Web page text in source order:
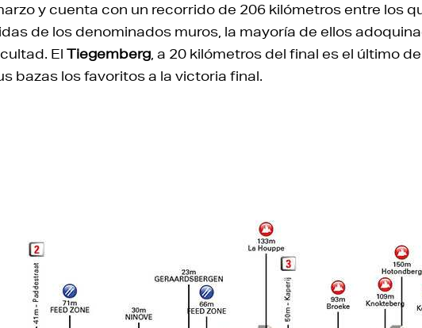
y cuenta con un recorrido de 206 kilómetros entre los
de los denominados muros, la mayoría de ellos
El Tiegemberg , a 20 kilómetros del final es el último
bazas los favoritos a la victoria final.